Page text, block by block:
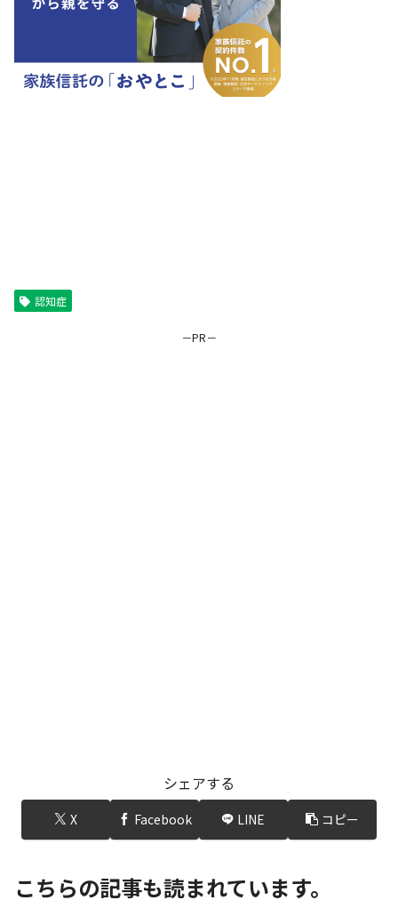
認知症
－PR－
シェアする
X Facebook LINE コピー
こちらの記事も読まれています。